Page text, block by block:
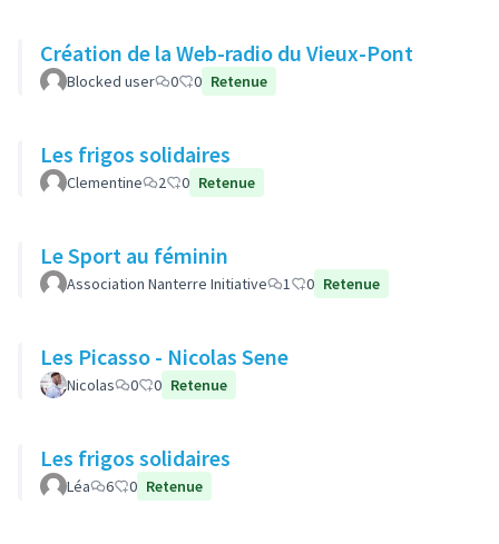
Création de la Web-radio du Vieux-Pont
Blocked user 0 0 Retenue
Les frigos solidaires
Clementine 2 0 Retenue
Le Sport au féminin
Association Nanterre Initiative 1 0 Retenue
Les Picasso - Nicolas Sene
Nicolas 0 0 Retenue
Les frigos solidaires
Léa 6 0 Retenue